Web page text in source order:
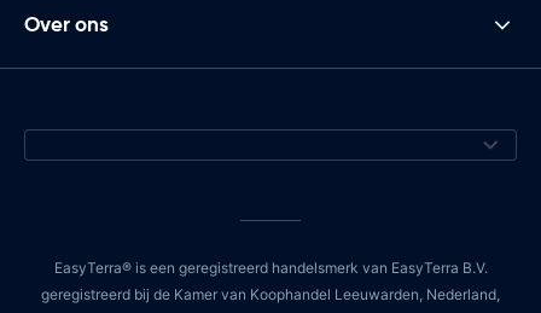
Over ons
EasyTerra® is een geregistreerd handelsmerk van EasyTerra B.V.
geregistreerd bij de Kamer van Koophandel Leeuwarden, Nederland,